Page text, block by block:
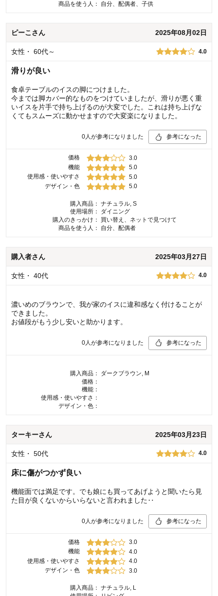
商品を使う人：
自分、配偶者、子供
ピーこさん 2025年08月02日
女性 ・ 60代～ 4.0
滑りが良い
食卓テーブルのイスの脚につけました。
今までは脚カバー的なものをつけていましたが、滑りが悪く重
いイスを片手で持ち上げるのが大変でした。これは持ち上げな
くてもスムーズに動かせますので大変楽になりました。
0人が参考になりました 参考になった
価格
3.0
機能
5.0
使用感・使いやすさ
5.0
デザイン・色
5.0
購入商品： ナチュラル, S
使用場所：
ダイニング
購入のきっかけ：
買い替え、ネットで見つけて
商品を使う人：
自分、配偶者
購入者さん 2025年03月27日
女性 ・ 40代 4.0
濃いめのブラウンで、我が家のイスに違和感なく付けることが
できました。
お値段がもう少し安いと助かります。
0人が参考になりました 参考になった
購入商品：
ダークブラウン, M
価格：
機能：
使用感・使いやすさ：
デザイン・色：
ターキーさん 2025年03月23日
女性 ・ 50代 4.0
床に傷がつかず良い
機能面では満足です。でも娘にも買ってあげようと聞いたら見
た目が良くないからいらないと言われました‥
0人が参考になりました 参考になった
価格
3.0
機能
4.0
使用感・使いやすさ
4.0
デザイン・色
3.0
購入商品： ナチュラル, L